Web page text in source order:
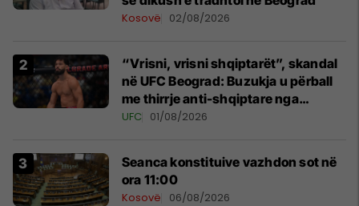
Kosovë 02/08/2026
“Vrisni, vrisni shqiptarët”, skandal
në UFC Beograd: Buzukja u përball
me thirrje anti-shqiptare nga
tribunat
UFC 01/08/2026
Seanca konstituive vazhdon sot në
ora 11:00
Kosovë 06/08/2026